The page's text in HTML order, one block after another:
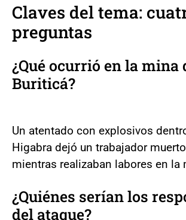
Claves del tema:
preguntas
¿Qué ocurrió en la mina
Buriticá?
Un atentado con explosivos
Higabra dejó un trabajador
mientras realizaban labores en la
¿Quiénes serían los
del ataque?